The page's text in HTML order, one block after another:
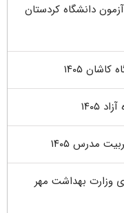
دانشگاه کردستان
۱۴۰۵
مدرس ۱۴۰۵
وزارت بهداشت مهر